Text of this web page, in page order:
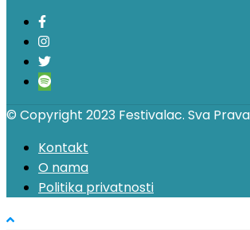
© Copyright 2023 Festivalac. Sva
Kontakt
O nama
Politika privatnosti